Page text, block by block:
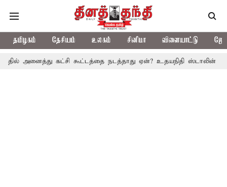
தமிழகம் தேசியம் உலகம் சினிமா விளையாட்டு
கட்சி கூட்டத்தை நடத்தாது ஏன்? உதயநிதி ஸ்டாலின் கேள்வி